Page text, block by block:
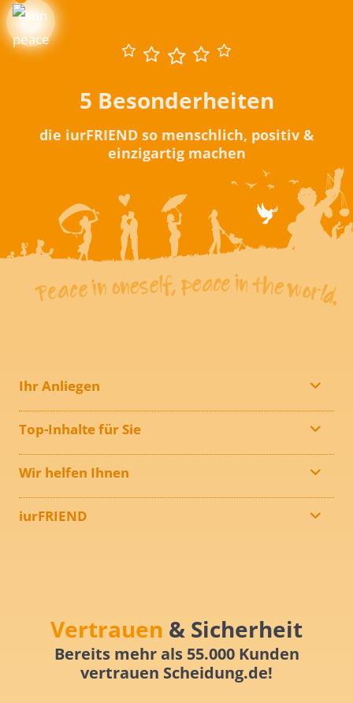
5 Besonderheiten
die iurFRIEND so menschlich, positiv &
einzigartig machen
Ihr Anliegen
Top-Inhalte für Sie
Wir helfen Ihnen
iurFRIEND
Vertrauen & Sicherheit
Bereits mehr als 55.000 Kunden
vertrauen Scheidung.de!